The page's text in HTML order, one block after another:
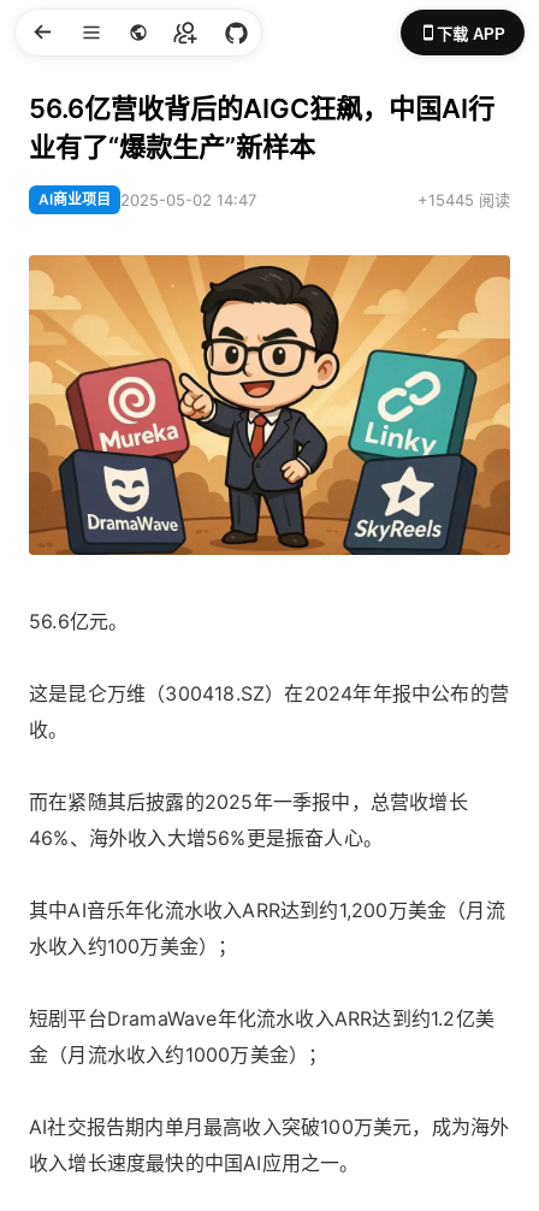
下载 APP
56.6亿营收背后的AIGC狂飙，中国AI行
业有了“爆款生产”新样本
AI商业项目 2025-05-02 14:47 +15445 阅读
56.6亿元。
这是昆仑万维（300418.SZ）在2024年年报中公布的营
收。
而在紧随其后披露的2025年一季报中，总营收增长
46%、海外收入大增56%更是振奋人心。
其中AI音乐年化流水收入ARR达到约1,200万美金（月流
水收入约100万美金）；
短剧平台DramaWave年化流水收入ARR达到约1.2亿美
金（月流水收入约1000万美金）；
AI社交报告期内单月最高收入突破100万美元，成为海外
收入增长速度最快的中国AI应用之一。